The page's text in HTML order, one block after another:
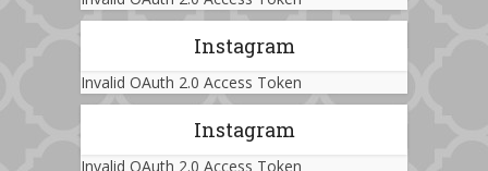
Instagram
Invalid OAuth 2.0 Access Token
Instagram
Invalid OAuth 2.0 Access Token